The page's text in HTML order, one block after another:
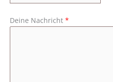
Deine Nachricht *